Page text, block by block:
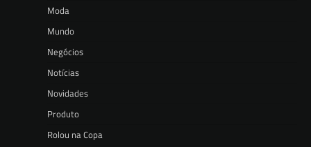
Moda
Mundo
Negócios
Notícias
Novidades
Produto
Rolou na Copa